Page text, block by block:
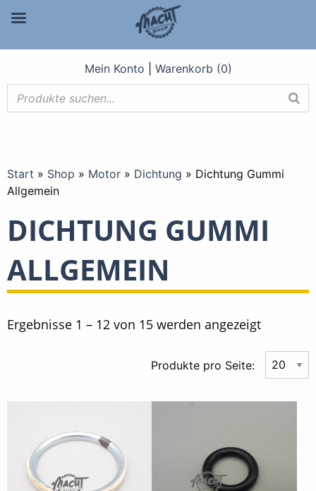
Mein Konto Warenkorb (0)
Start » Shop » Motor » Dichtung » Dichtung Gummi
Allgemein
DICHTUNG GUMMI
ALLGEMEIN
Ergebnisse 1 – 12 von 15 werden angezeigtNach
Aktualität
sortiert
Produkte pro Seite: